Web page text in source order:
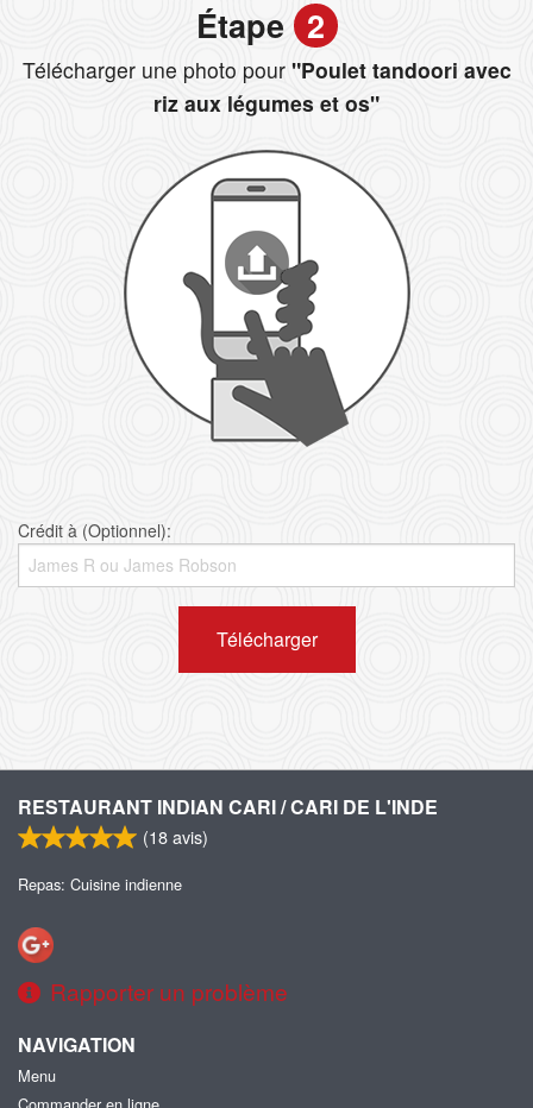
Étape 2
Télécharger une photo pour"Poulet tandoori avec
riz aux légumes et os"
Crédit à (Optionnel):
Télécharger
RESTAURANT INDIAN CARI / CARI DE L'INDE
(18avis)
Repas: Cuisine indienne
Rapporter un problème
NAVIGATION
Menu